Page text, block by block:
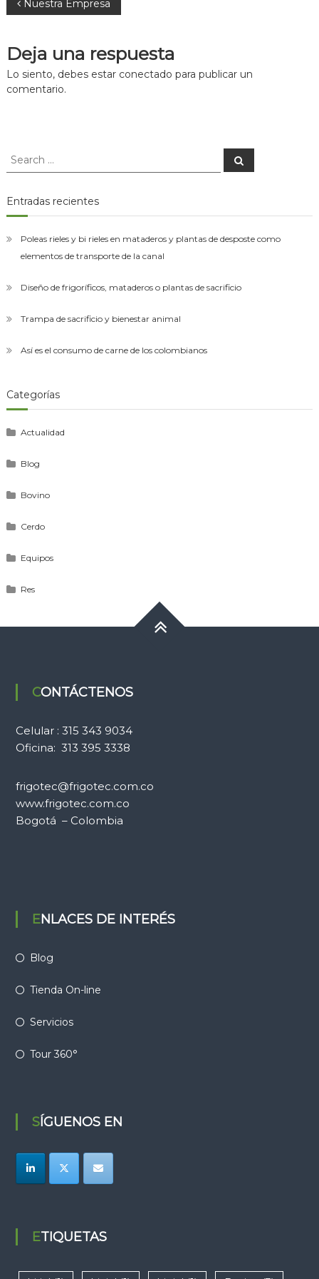
asesorías
montaje
de
las
plantas
Navegación
entradas
Nuestra Empresa
Deja una respuesta
Lo siento, debes estar conectado para publicar un
comentario.
Search
Search
Entradas recientes
Poleas rieles y bi rieles en mataderos y plantas de desposte como
elementos de transporte de la canal
Diseño de frigoríficos, mataderos o plantas de sacrificio
Trampa de sacrificio y bienestar animal
Así es el consumo de carne de los colombianos
Categorías
Actualidad
Blog
Bovino
Cerdo
Equipos
Res
CONTÁCTENOS
Celular : 315 343 9034
Oficina: 313 395 3338
frigotec@frigotec.com.co
www.frigotec.com.co
Bogotá – Colombia
ENLACES DE INTERÉS
Blog
Tienda On-line
Servicios
Tour 360°
SÍGUENOS EN
ETIQUETAS